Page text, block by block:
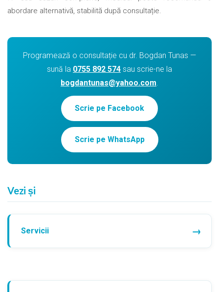
abordare alternativă, stabilită după consultație.
Programează o consultație cu dr. Bogdan Tunas —
sună la 0755 892 574 sau scrie-ne la
bogdantunas@yahoo.com.
Scrie pe Facebook
Scrie pe WhatsApp
Vezi și
Servicii